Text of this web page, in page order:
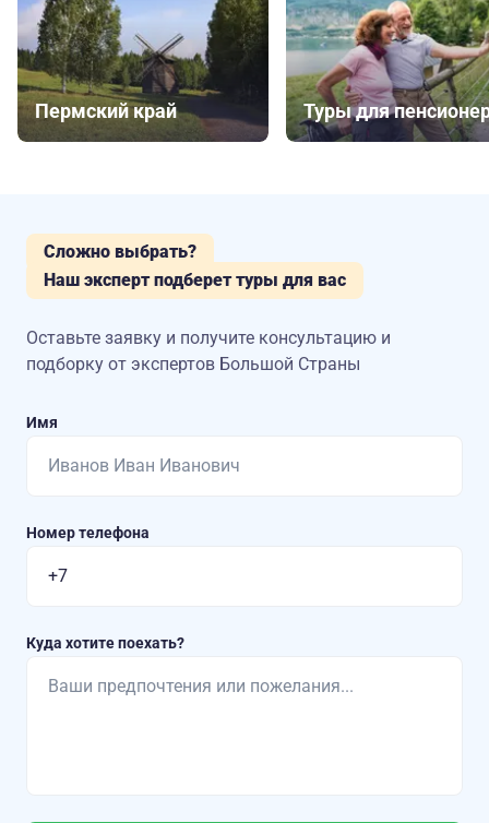
Пермский край Туры для
Сложно выбрать?
Наш эксперт подберет туры для вас
Оставьте заявку и получите консультацию и
подборку от экспертов Большой Страны
Имя
Номер телефона
Куда хотите поехать?